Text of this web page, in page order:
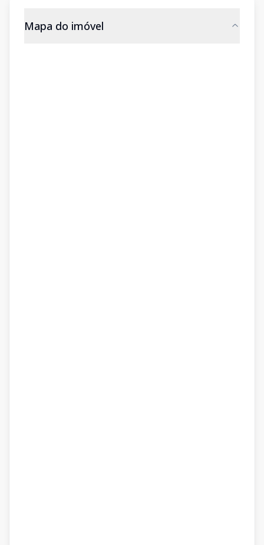
Mapa do imóvel